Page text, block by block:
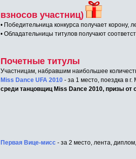
взносов участниц)
• Победительница конкурса получает корону,
• Обладательницы титулов получают
Почетные титулы
Участницам, набравшим наибольшее
Miss Dance UFA 2010 - за 1 место, поездка в
среди танцовщиц Miss Dance 2010, призы от
Первая Вице-мисс - за 2 место, лента,